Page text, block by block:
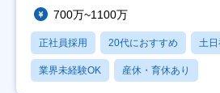
700万~1100万
正社員採用 20代におすすめ 土
業界未経験OK 産休・育休あり